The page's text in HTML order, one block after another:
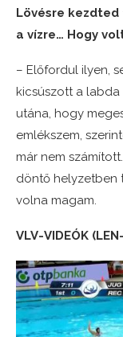
Lövésre
a vízre… Hogy
– Előfordul ilyen,
kicsúszott a
utána, hogy
emlékszem,
már nem
döntő helyzetben
volna magam.
VLV-VIDEÓK